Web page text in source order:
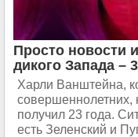
Просто новости
дикого Запада –
Харли Ванштейна,
совершеннолетних,
получил 23 года.
есть Зеленский и